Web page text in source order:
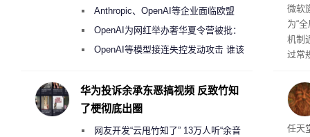
商
微软
为“
机制
过常
正
工具
并
任
任天
Anthropic、OpenAI等企业面临欧盟
《人工智能法案》全新执法权限审查
OpenAI为网红举办奢华夏令营被批：
2000美元一晚 遭讽“反乌托邦”
OpenAI等模型接连失控发动攻击 谁该
华为投诉余承东恶搞视频 反致竹知
了梗彻底出圈
网友开发“云甩竹知了” 13万人听“余音